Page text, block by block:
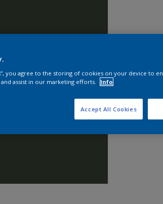
you agree to the storing of cookies on your device to
assist in our marketing efforts.
Info
Accept All Cookies